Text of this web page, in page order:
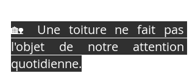
🏡 Une toiture ne fait pas
l'objet de notre attention
quotidienne.